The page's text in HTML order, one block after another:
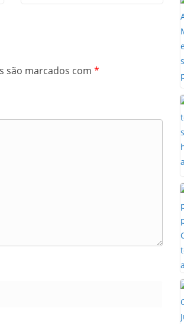
são marcados com *